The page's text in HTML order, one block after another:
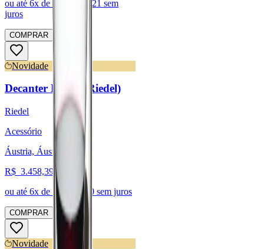
ou até 6x de R$ 1.033,21 sem
juros
COMPRAR
Novidade
Decanter Riedel (Riedel)
Riedel
Acessório
Áustria, Áustria
R$ 3.458,39
ou até 6x de R$ 576,40 sem juros
COMPRAR
Novidade